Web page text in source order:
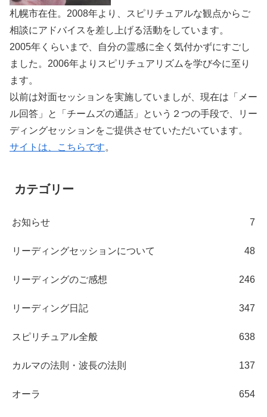
札幌市在住。2008年より、スピリチュアルな観点からご
相談にアドバイスを差し上げる活動をしています。
2005年くらいまで、自分の霊感に全く気付かずにすごし
ました。2006年よりスピリチュアリズムを学び今に至り
ます。
以前は対面セッションを実施していましが、現在は「メー
ル回答」と「チームズの通話」という２つの手段で、リー
ディングセッションをご提供させていただいています。
サイトは、こちらです。
カテゴリー
お知らせ 7
リーディングセッションについて 48
リーディングのご感想 246
リーディング日記 347
スピリチュアル全般 638
カルマの法則・波長の法則 137
オーラ 654